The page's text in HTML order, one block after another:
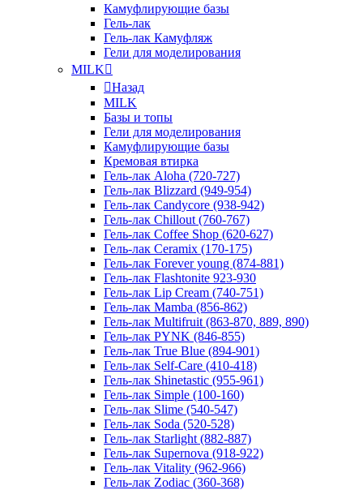
Камуфлирующие базы
Гель-лак
Гель-лак Камуфляж
Гели для моделирования
MILK
Назад
MILK
Базы и топы
Гели для моделирования
Камуфлирующие базы
Кремовая втирка
Гель-лак Aloha (720-727)
Гель-лак Blizzard (949-954)
Гель-лак Candycore (938-942)
Гель-лак Chillout (760-767)
Гель-лак Coffee Shop (620-627)
Гель-лак Ceramix (170-175)
Гель-лак Forever young (874-881)
Гель-лак Flashtonite 923-930
Гель-лак Lip Cream (740-751)
Гель-лак Mamba (856-862)
Гель-лак Multifruit (863-870, 889, 890)
Гель-лак PYNK (846-855)
Гель-лак True Blue (894-901)
Гель-лак Self-Care (410-418)
Гель-лак Shinetastic (955-961)
Гель-лак Simple (100-160)
Гель-лак Slime (540-547)
Гель-лак Soda (520-528)
Гель-лак Starlight (882-887)
Гель-лак Supernova (918-922)
Гель-лак Vitality (962-966)
Гель-лак Zodiac (360-368)